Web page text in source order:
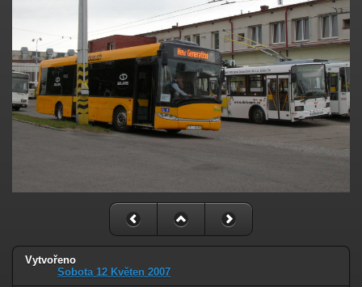
Vytvořeno
Sobota 12 Květen 2007